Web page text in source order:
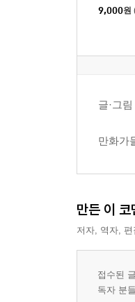
9,000원
글·그
만화가
만든 이 코
저자, 역자,
접수된
독자 분